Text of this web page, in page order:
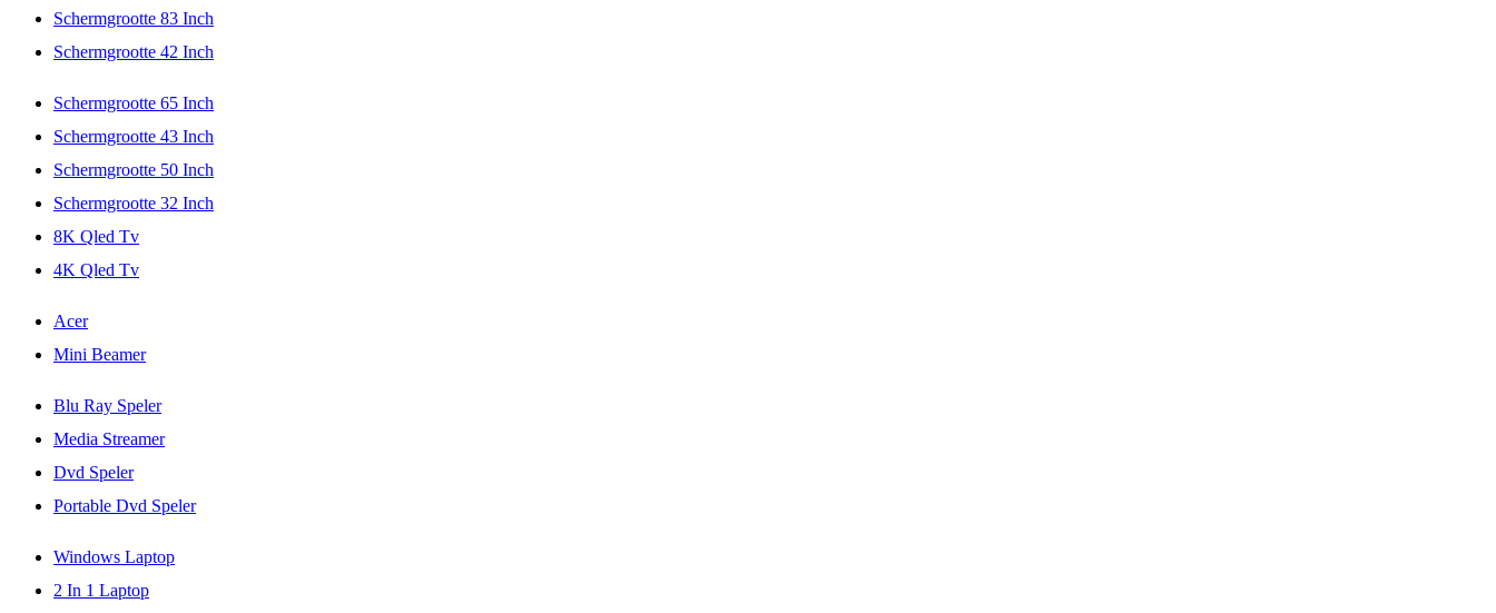
Schermgrootte 83 Inch
Schermgrootte 42 Inch
Schermgrootte 65 Inch
Schermgrootte 43 Inch
Schermgrootte 50 Inch
Schermgrootte 32 Inch
8K Qled Tv
4K Qled Tv
Acer
Mini Beamer
Blu Ray Speler
Media Streamer
Dvd Speler
Portable Dvd Speler
Windows Laptop
2 In 1 Laptop